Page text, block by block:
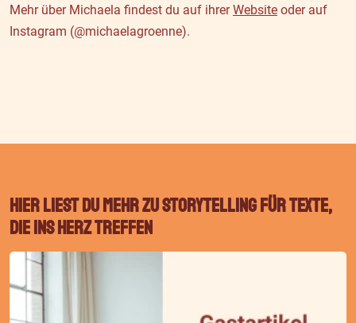
Mehr über Michaela findest du auf ihrerWebsite oder auf
Instagram (@michaelagroenne).
Hier liest du mehr zu Storytelling für Texte,
die ins Herz treffen